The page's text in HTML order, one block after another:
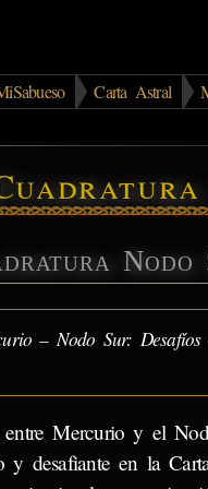
Carta Astral
Nodo
– Nodo Sur:
entre Mercurio y el
y desafiante en la